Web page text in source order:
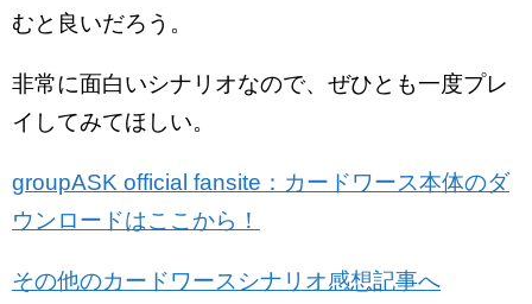
むと良いだろう。
非常に面白いシナリオなので、ぜひとも一度プレ
イしてみてほしい。
groupASK official fansite：カードワース本体のダ
ウンロードはここから！
その他のカードワースシナリオ感想記事へ